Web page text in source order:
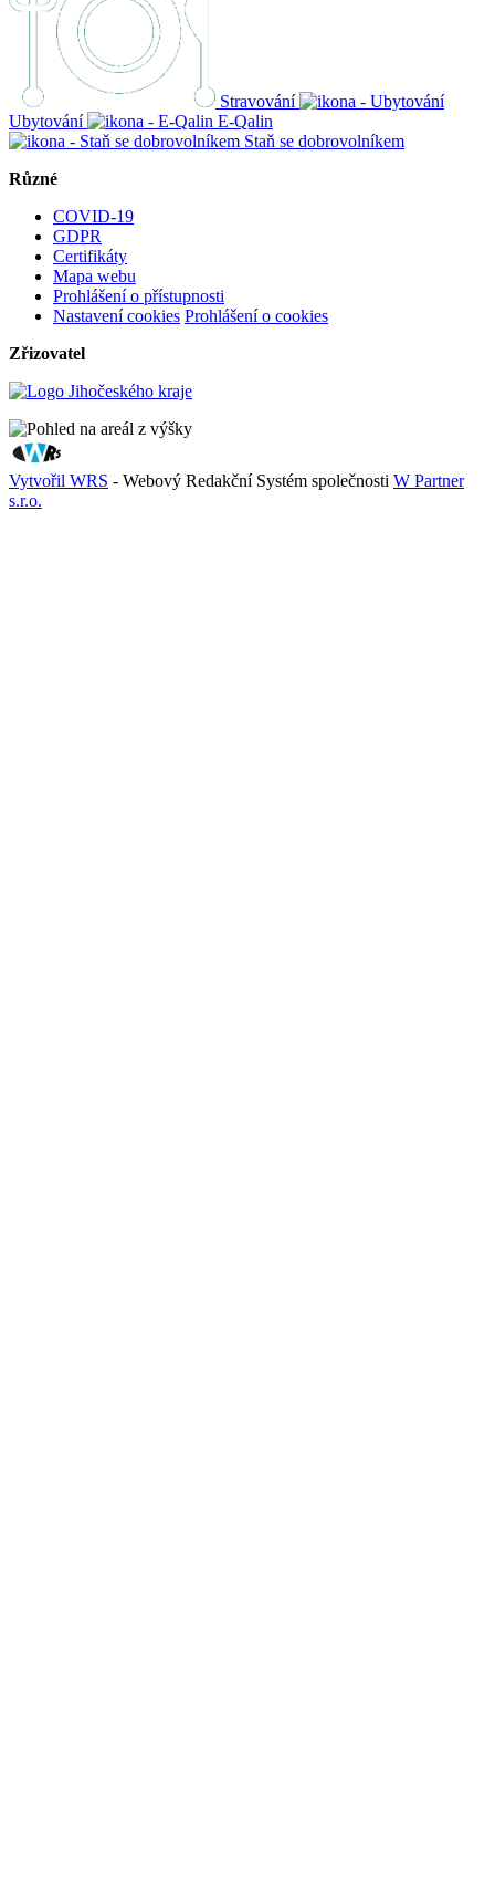
Stravování
Ubytování
E-Qalin
Staň se dobrovolníkem
Různé
COVID-19
GDPR
Certifikáty
Mapa webu
Prohlášení o přístupnosti
Nastavení cookies Prohlášení o cookies
Zřizovatel
Vytvořil WRS - Webový Redakční Systém společnosti W Partner
s.r.o.